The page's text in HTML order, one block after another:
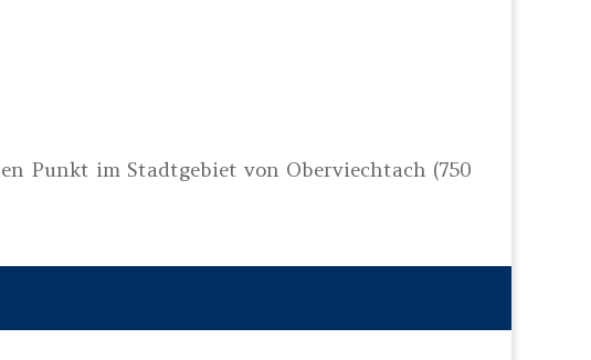
Punkt im Stadtgebiet von Oberviechtach (750